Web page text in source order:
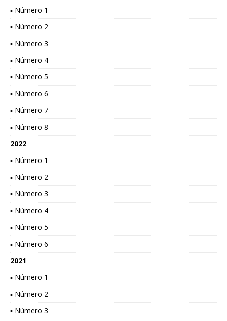
▪ Número 1
▪ Número 2
▪ Número 3
▪ Número 4
▪ Número 5
▪ Número 6
▪ Número 7
▪ Número 8
2022
▪ Número 1
▪ Número 2
▪ Número 3
▪ Número 4
▪ Número 5
▪ Número 6
2021
▪ Número 1
▪ Número 2
▪ Número 3